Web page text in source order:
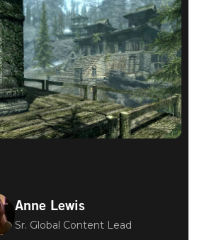
Anne Lewis
Sr. Global Content Lead